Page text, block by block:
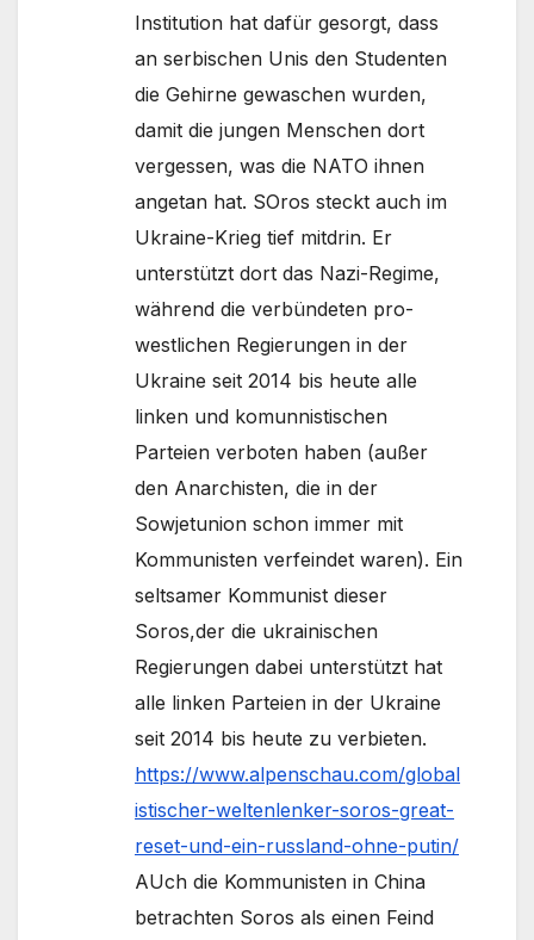
Institution hat dafür gesorgt, dass
an serbischen Unis den Studenten
die Gehirne gewaschen wurden,
damit die jungen Menschen dort
vergessen, was die NATO ihnen
angetan hat. SOros steckt auch im
Ukraine-Krieg tief mitdrin. Er
unterstützt dort das Nazi-Regime,
während die verbündeten pro-
westlichen Regierungen in der
Ukraine seit 2014 bis heute alle
linken und komunnistischen
Parteien verboten haben (außer
den Anarchisten, die in der
Sowjetunion schon immer mit
Kommunisten verfeindet waren). Ein
seltsamer Kommunist dieser
Soros,der die ukrainischen
Regierungen dabei unterstützt hat
alle linken Parteien in der Ukraine
seit 2014 bis heute zu verbieten.
https://www.alpenschau.com/global
istischer-weltenlenker-soros-great-
reset-und-ein-russland-ohne-putin/
AUch die Kommunisten in China
betrachten Soros als einen Feind